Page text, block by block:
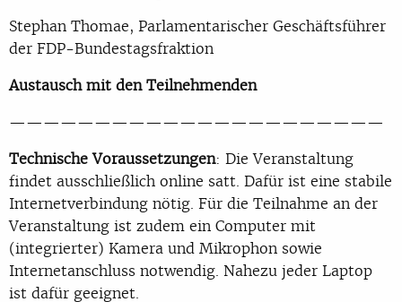
Stephan Thomae, Parlamentarischer Geschäftsführer
der FDP-Bundestagsfraktion
Austausch mit den Teilnehmenden
——————————————————————
Technische Voraussetzungen: Die Veranstaltung
findet ausschließlich online satt. Dafür ist eine stabile
Internetverbindung nötig. Für die Teilnahme an der
Veranstaltung ist zudem ein Computer mit
(integrierter) Kamera und Mikrophon sowie
Internetanschluss notwendig. Nahezu jeder Laptop
ist dafür geeignet.